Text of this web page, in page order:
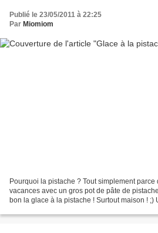
Publié le 23/05/2011 à 22:25
Par Miomiom
Pourquoi la pistache ? Tout simplement
vacances avec un gros pot de pâte de
bon la glace à la pistache ! Surtout maison ! ;)